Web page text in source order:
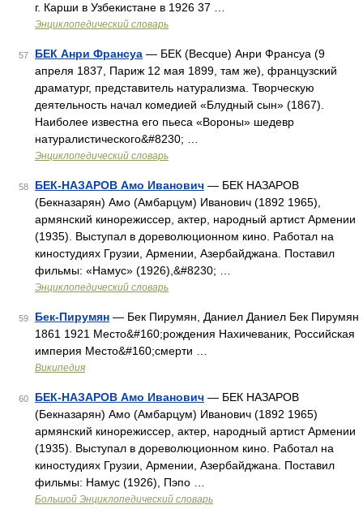
г. Карши в Узбекистане в 1926 37 …
Энциклопедический словарь
57 БЕК Анри Франсуа — БЕК (Becque) Анри Франсуа (9
апреля 1837, Париж 12 мая 1899, там же), французский
драматург, представитель натурализма. Творческую
деятельность начал комедией «Блудный сын» (1867).
Наиболее известна его пьеса «Вороны» шедевр
натуралистического&#8230; …
Энциклопедический словарь
58 БЕК-НАЗАРОВ Амо Иванович — БЕК НАЗАРОВ
(Бекназарян) Амо (Амбарцум) Иванович (1892 1965),
армянский кинорежиссер, актер, народный артист Армении
(1935). Выступал в дореволюционном кино. Работал на
киностудиях Грузии, Армении, Азербайджана. Поставил
фильмы: «Намус» (1926),&#8230; …
Энциклопедический словарь
59 Бек-Пирумян — Бек Пирумян, Даниел Даниел Бек Пирумян
1861 1921 Место&#160;рождения Нахичеваник, Российская
империя Место&#160;смерти …
Википедия
60 БЕК-НАЗАРОВ Амо Иванович — БЕК НАЗАРОВ
(Бекназарян) Амо (Амбарцум) Иванович (1892 1965)
армянский кинорежиссер, актер, народный артист Армении
(1935). Выступал в дореволюционном кино. Работал на
киностудиях Грузии, Армении, Азербайджана. Поставил
фильмы: Намус (1926), Пэпо …
Большой Энциклопедический словарь